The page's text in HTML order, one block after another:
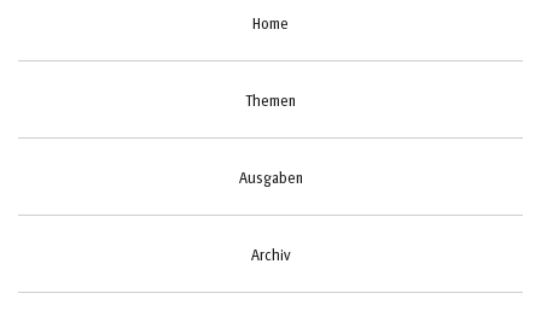
Home
Themen
Ausgaben
Archiv